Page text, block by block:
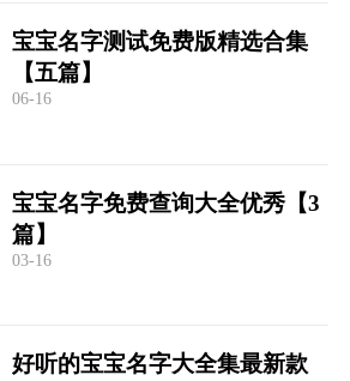
宝宝名字测试免费版精选合集
【五篇】
06-16
宝宝名字免费查询大全优秀【3
篇】
03-16
好听的宝宝名字大全集最新款